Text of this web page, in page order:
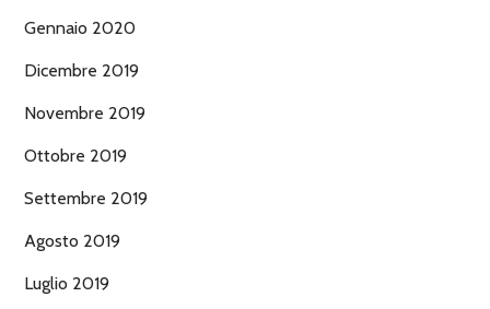
Gennaio 2020
Dicembre 2019
Novembre 2019
Ottobre 2019
Settembre 2019
Agosto 2019
Luglio 2019